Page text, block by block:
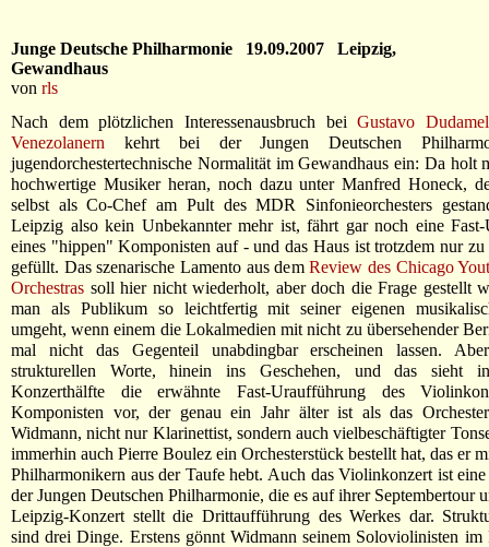
Junge Deutsche Philharmonie 19.09.2007 Leipzig,
Gewandhaus
von rls
Nach dem plötzlichen Interessenausbruch beiGustavo
Venezolanern kehrt bei der Jungen Deutschen
jugendorchestertechnische Normalität im Gewandhaus ein: Da holt
hochwertige Musiker heran, noch dazu unter Manfred Honeck,
selbst als Co-Chef am Pult des MDR Sinfonieorchesters
Leipzig also kein Unbekannter mehr ist, fährt gar noch eine Fast-
eines "hippen" Komponisten auf - und das Haus ist trotzdem nur
gefüllt. Das szenarische Lamento aus demReview des Chicago
Orchestras soll hier nicht wiederholt, aber doch die Frage gestellt
man als Publikum so leichtfertig mit seiner eigenen
umgeht, wenn einem die Lokalmedien mit nicht zu übersehender
mal nicht das Gegenteil unabdingbar erscheinen lassen.
strukturellen Worte, hinein ins Geschehen, und das sieht
Konzerthälfte die erwähnte Fast-Uraufführung des
Komponisten vor, der genau ein Jahr älter ist als das
Widmann, nicht nur Klarinettist, sondern auch vielbeschäftigter
immerhin auch Pierre Boulez ein Orchesterstück bestellt hat, das er
Philharmonikern aus der Taufe hebt. Auch das Violinkonzert ist
der Jungen Deutschen Philharmonie, die es auf ihrer Septembertour
Leipzig-Konzert stellt die Drittaufführung des Werkes dar.
sind drei Dinge. Erstens gönnt Widmann seinem Soloviolinisten im